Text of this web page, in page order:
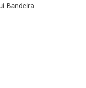
Bandeira